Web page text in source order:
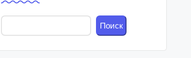
Поиск